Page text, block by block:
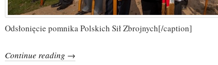
Odsłonięcie pomnika Polskich Sił Zbrojnych[/caption]
Continue reading →